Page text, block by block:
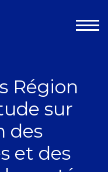
Région
sur
des
et des